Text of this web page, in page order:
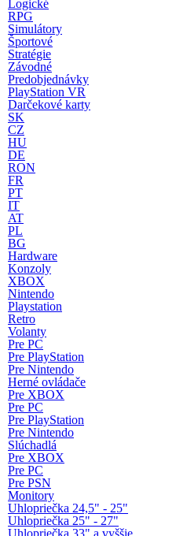
Logické
RPG
Simulátory
Športové
Stratégie
Závodné
Predobjednávky
PlayStation VR
Darčekové karty
SK
CZ
HU
DE
RON
FR
PT
IT
AT
PL
BG
Hardware
Konzoly
XBOX
Nintendo
Playstation
Retro
Volanty
Pre PC
Pre PlayStation
Pre Nintendo
Herné ovládače
Pre XBOX
Pre PC
Pre PlayStation
Pre Nintendo
Slúchadlá
Pre XBOX
Pre PC
Pre PSN
Monitory
Uhlopriečka 24,5" - 25"
Uhlopriečka 25" - 27"
Uhlopriečka 33" a vyššie